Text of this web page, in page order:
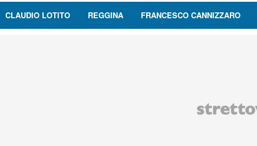
CLAUDIO LOTITO REGGINA FRANCESCO CANNIZZARO